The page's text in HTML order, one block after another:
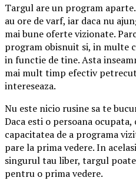
Targul are un program
au ore de varf, iar daca nu
mai bune oferte vizionate.
program obisnuit si, in multe
in functie de tine. Asta
mai mult timp efectiv
intereseaza.
Nu este nicio rusine sa te
Daca esti o persoana
capacitatea de a programa
pare la prima vedere. In
singurul tau liber, targul
pentru o prima vedere.